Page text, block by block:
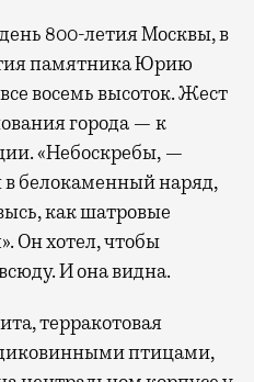
800-летия Москвы, в
памятника Юрию
восемь высоток. Жест
города — к
«Небоскребы, —
в белокаменный наряд,
как шатровые
Он хотел, чтобы
И она видна.
терракотовая
птицами,